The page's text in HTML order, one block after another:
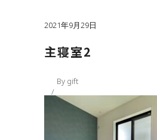
2021年9月29日
主寝室2
By gift